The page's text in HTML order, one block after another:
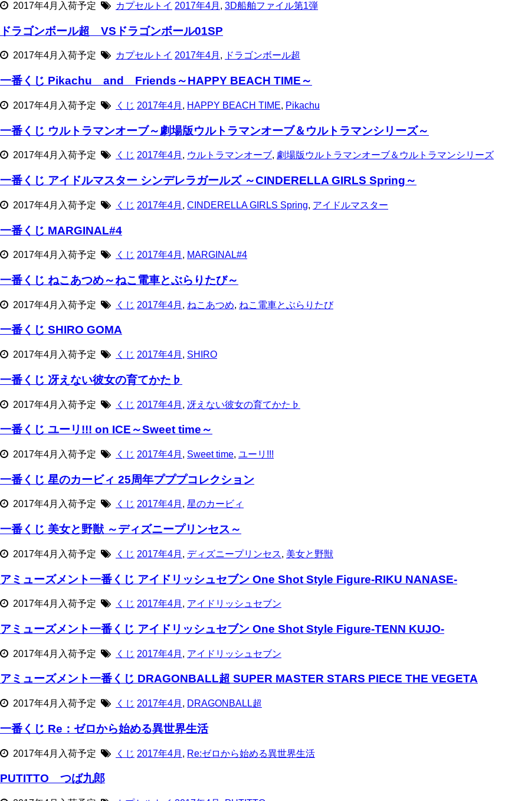
2017年4月入荷予定 カプセルトイ 2017年4月 , 3D船舶ファイル第1弾
ドラゴンボール超 VSドラゴンボール01SP
2017年4月入荷予定 カプセルトイ 2017年4月 , ドラゴンボール超
一番くじ Pikachu and Friends～HAPPY BEACH TIME～
2017年4月入荷予定 くじ 2017年4月 , HAPPY BEACH TIME, Pikachu
一番くじ ウルトラマンオーブ～劇場版ウルトラマンオーブ＆ウルトラマンシリーズ～
2017年4月入荷予定 くじ 2017年4月 , ウルトラマンオーブ, 劇場版ウルトラマンオーブ＆ウルトラマンシリーズ
一番くじ アイドルマスター シンデレラガールズ ～CINDERELLA GIRLS Spring～
2017年4月入荷予定 くじ 2017年4月 , CINDERELLA GIRLS Spring, アイドルマスター
一番くじ MARGINAL#4
2017年4月入荷予定 くじ 2017年4月 , MARGINAL#4
一番くじ ねこあつめ～ねこ電車とぶらりたび～
2017年4月入荷予定 くじ 2017年4月 , ねこあつめ, ねこ電車とぶらりたび
一番くじ SHIRO GOMA
2017年4月入荷予定 くじ 2017年4月 , SHIRO
一番くじ 冴えない彼女の育てかた♭
2017年4月入荷予定 くじ 2017年4月 , 冴えない彼女の育てかた♭
一番くじ ユーリ!!! on ICE～Sweet time～
2017年4月入荷予定 くじ 2017年4月 , Sweet time, ユーリ!!!
一番くじ 星のカービィ 25周年プププコレクション
2017年4月入荷予定 くじ 2017年4月 , 星のカービィ
一番くじ 美女と野獣 ～ディズニープリンセス～
2017年4月入荷予定 くじ 2017年4月 , ディズニープリンセス, 美女と野獣
アミューズメント一番くじ アイドリッシュセブン One Shot Style Figure-RIKU NANASE-
2017年4月入荷予定 くじ 2017年4月 , アイドリッシュセブン
アミューズメント一番くじ アイドリッシュセブン One Shot Style Figure-TENN KUJO-
2017年4月入荷予定 くじ 2017年4月 , アイドリッシュセブン
アミューズメント一番くじ DRAGONBALL超 SUPER MASTER STARS PIECE THE VEGETA
2017年4月入荷予定 くじ 2017年4月 , DRAGONBALL超
一番くじ Re：ゼロから始める異世界生活
2017年4月入荷予定 くじ 2017年4月 , Re:ゼロから始める異世界生活
PUTITTO つば九郎